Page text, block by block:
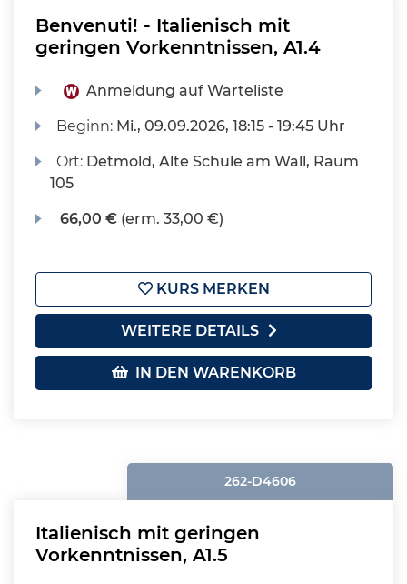
Benvenuti! - Italienisch mit
geringen Vorkenntnissen, A1.4
Anmeldung auf Warteliste
Beginn: Mi., 09.09.2026, 18:15 - 19:45 Uhr
Ort: Detmold, Alte Schule am Wall, Raum
105
66,00 € (erm. 33,00 €)
KURS MERKEN
WEITERE DETAILS
IN DEN WARENKORB
262-D4606
Italienisch mit geringen
Vorkenntnissen, A1.5